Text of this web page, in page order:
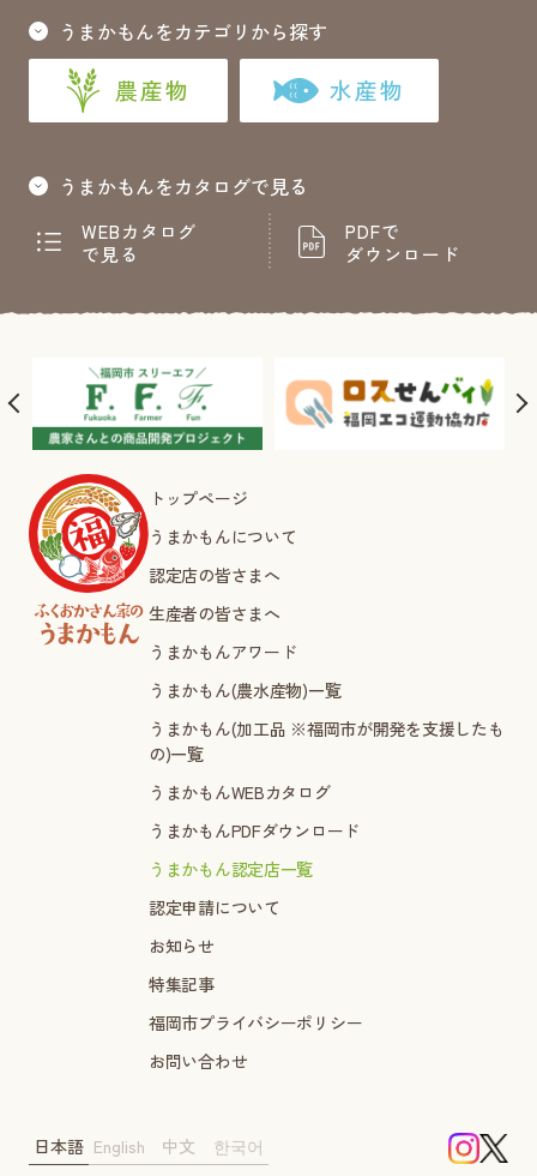
うまかもんをカテゴリから探す
農産物 水産物
うまかもんをカタログで見る
WEBカタログ
で見る
PDFで
ダウンロード
トップページ
うまかもんについて
認定店の皆さまへ
生産者の皆さまへ
うまかもんアワード
うまかもん(農水産物)一覧
うまかもん(加工品 ※福岡市が開発を支援したも
の)一覧
うまかもんWEBカタログ
うまかもんPDFダウンロード
うまかもん認定店一覧
認定申請について
お知らせ
特集記事
福岡市プライバシーポリシー
お問い合わせ
日本語 English 中文 한국어